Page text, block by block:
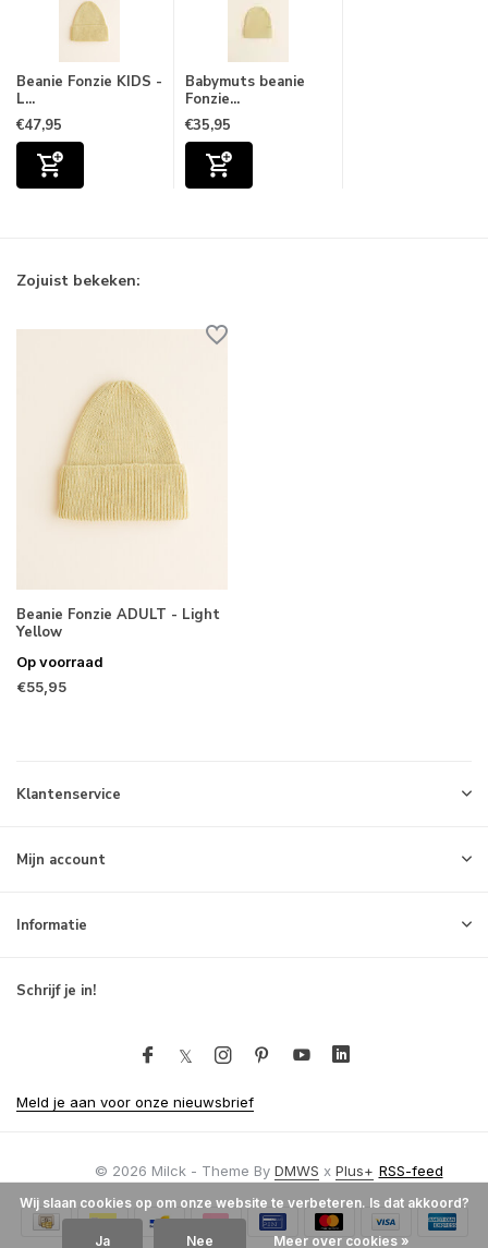
Beanie Fonzie KIDS -
L...
€47,95
Babymuts beanie
Fonzie...
€35,95
Zojuist bekeken:
Beanie Fonzie ADULT - Light
Yellow
Op voorraad
€55,95
Klantenservice
Mijn account
Informatie
Schrijf je in!
Meld je aan voor onze nieuwsbrief
© 2026 Milck - Theme By DMWS x Plus+ RSS-feed
Wij slaan cookies op om onze website te verbeteren. Is dat akkoord?
Ja Nee Meer over cookies »